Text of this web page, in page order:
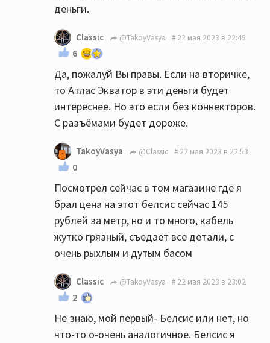
деньги.
Classic @TakoyVasya 22 мая 2023 в 22:49
6
Да, пожалуй Вы правы. Если на вторичке,
то Атлас Экватор в эти деньги будет
интереснее. Но это если без коннекторов.
С разъёмами будет дороже.
TakoyVasya @Classic 22 мая 2023 в 22:53
0
Посмотрел сейчас в том магазине где я
брал цена на этот белсис сейчас 145
рублей за метр, но и то много, кабель
жутко грязный, съедает все детали, с
очень рыхлым и дутым басом
Classic @TakoyVasya 22 мая 2023 в 23:02
2
Не знаю, мой первый- Белсис или нет, но
что-то о-очень аналогичное. Белсис я